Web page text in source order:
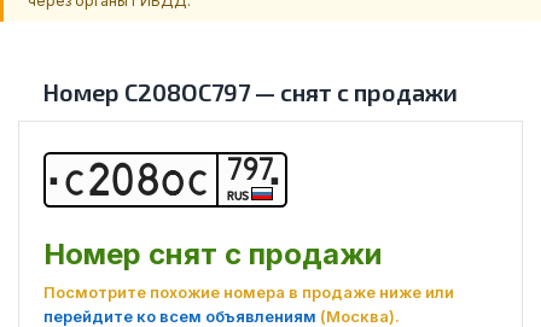
Номер С208ОС797— снят с продажи
С208ОС 797
RUS
Номер снят с продажи
Посмотрите похожие номера в продаже ниже или
перейдите ко всем объявлениям (Москва).